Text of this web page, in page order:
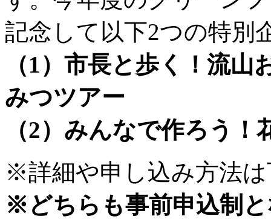
記念して以下2つの特別
（1）市長と歩く！流
みつツアー
（2）みんなで作ろう
※詳細や申し込み方法
※どちらも事前申込制